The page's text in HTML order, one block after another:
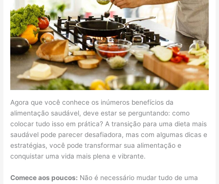
Agora que você conhece os inúmeros benefícios da
alimentação saudável, deve estar se perguntando: como
colocar tudo isso em prática? A transição para uma dieta mais
saudável pode parecer desafiadora, mas com algumas dicas e
estratégias, você pode transformar sua alimentação e
conquistar uma vida mais plena e vibrante.
Comece aos poucos: Não é necessário mudar tudo de uma